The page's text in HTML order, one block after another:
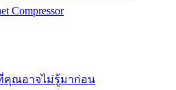
Compressor
คุณอาจไม่รู้มาก่อน